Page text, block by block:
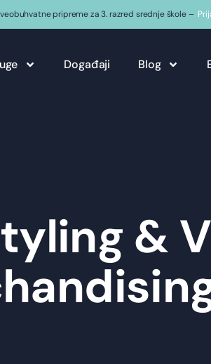
pripreme za 3. razred srednje škole –
Događaji Blog
&